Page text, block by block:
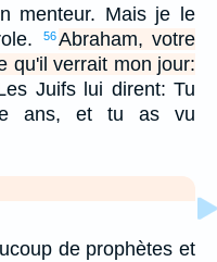
menteur. Mais je le
56 Abraham, votre
qu'il verrait mon jour:
Juifs lui dirent: Tu
ans, et tu as vu
de prophètes et